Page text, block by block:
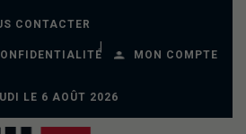
CONTACTER
MON COMPTE
LE 6 AOÛT 2026